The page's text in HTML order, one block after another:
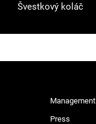
Švestkový koláč
Management
Press